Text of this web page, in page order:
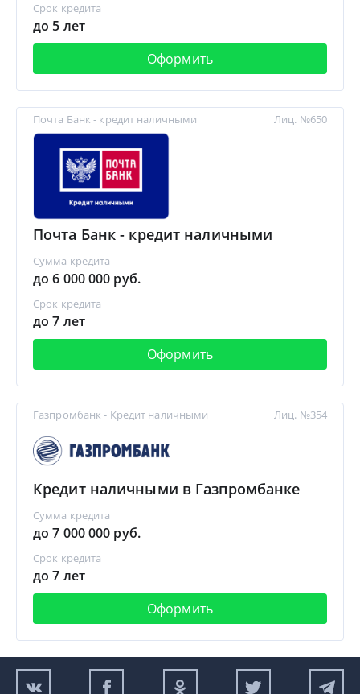
Срок кредита
до 5 лет
Оформить
Почта Банк - кредит наличными
Почта Банк - кредит наличными
Сумма кредита
до 6 000 000 руб.
Срок кредита
до 7 лет
Оформить
Лиц. №650
Газпромбанк - Кредит наличными
Кредит наличными в Газпромбанке
Сумма кредита
до 7 000 000 руб.
Срок кредита
до 7 лет
Оформить
Лиц. №354